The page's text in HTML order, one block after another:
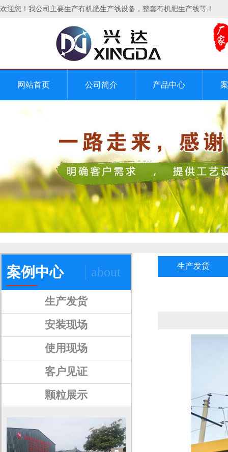
欢迎您！我公司主要生产有机肥生产线设备，整套有机肥生产线等！
网站首页 公司简介 产品中心
about
案例中心
生产发货
安装现场
使用现场
客户见证
颗粒展示
生产发货